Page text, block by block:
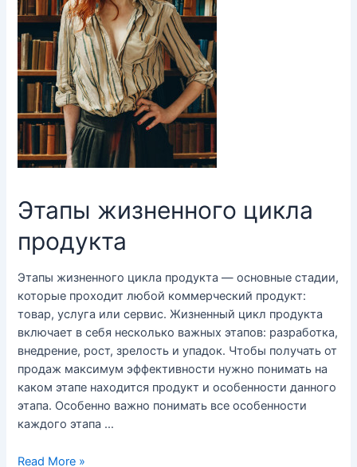
Этапы жизненного цикла
продукта
Этапы жизненного цикла продукта — основные стадии,
которые проходит любой коммерческий продукт:
товар, услуга или сервис. Жизненный цикл продукта
включает в себя несколько важных этапов: разработка,
внедрение, рост, зрелость и упадок. Чтобы получать от
продаж максимум эффективности нужно понимать на
каком этапе находится продукт и особенности данного
этапа. Особенно важно понимать все особенности
каждого этапа …
Этапы
Read More »